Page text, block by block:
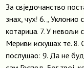
За свједочанство
знах, чух! 6. „
котарица. 7. У невољи
Мериви искушах те. 8.
послушао: 9. Да не